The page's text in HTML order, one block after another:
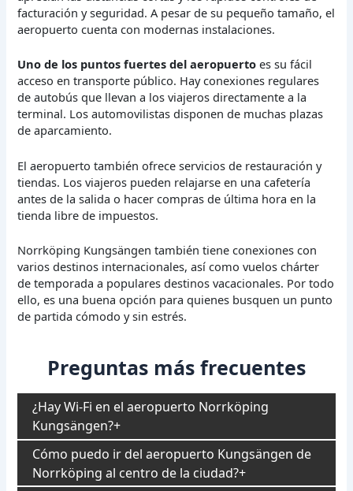
facturación y seguridad. A pesar de su pequeño tamaño, el
aeropuerto cuenta con modernas instalaciones.
Uno de los puntos fuertes del aeropuerto es su fácil
acceso en transporte público. Hay conexiones regulares
de autobús que llevan a los viajeros directamente a la
terminal. Los automovilistas disponen de muchas plazas
de aparcamiento.
El aeropuerto también ofrece servicios de restauración y
tiendas. Los viajeros pueden relajarse en una cafetería
antes de la salida o hacer compras de última hora en la
tienda libre de impuestos.
Norrköping Kungsängen también tiene conexiones con
varios destinos internacionales, así como vuelos chárter
de temporada a populares destinos vacacionales. Por todo
ello, es una buena opción para quienes busquen un punto
de partida cómodo y sin estrés.
Preguntas más frecuentes
¿Hay Wi-Fi en el aeropuerto Norrköping
Kungsängen?
Cómo puedo ir del aeropuerto Kungsängen de
Norrköping al centro de la ciudad?